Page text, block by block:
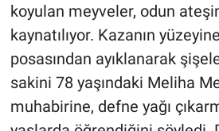
koyulan meyveler, odun
kaynatılıyor. Kazanın
posasından ayıklanarak
sakini 78 yaşındaki Meliha
muhabirine, defne yağı